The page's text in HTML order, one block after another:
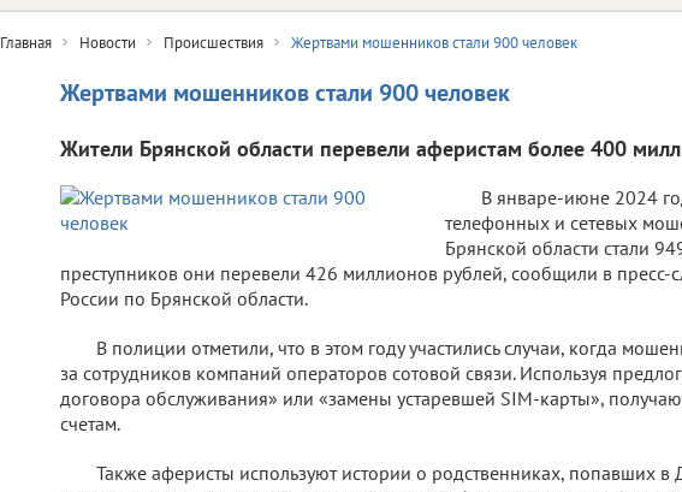
Главная Новости Происшествия Жертвами мошенников стали 900 человек
Жертвами мошенников стали 900 человек
Жители Брянской области перевели аферистам более 400
В январе-июне 2024
телефонных и сетевых
Брянской области стали
преступников они перевели 426 миллионов рублей, сообщили в
России по Брянской области.
В полиции отметили, что в этом году участились случаи, когда
за сотрудников компаний операторов сотовой связи. Используя
договора обслуживания» или «замены устаревшей SIM-карты»,
счетам.
Также аферисты используют истории о родственниках, попавших в